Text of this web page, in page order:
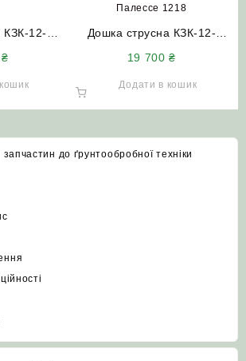
КЗК-12-
1218
₴
Дошка струсна КЗК-12-
Палессе 1218
19 700₴
Додати в кошик
до ґрунтообробної техніки